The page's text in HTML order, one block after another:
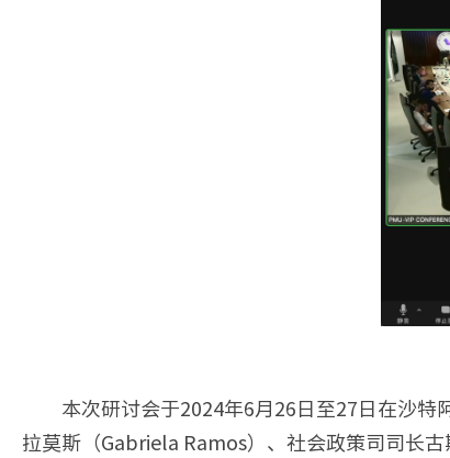
本次研讨会于2024年6月26日至27日在沙
拉莫斯（Gabriela Ramos）、社会政策司司长